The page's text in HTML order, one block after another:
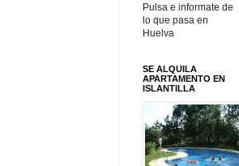
Pulsa e informate de
lo que pasa en
Huelva
SE ALQUILA
APARTAMENTO EN
ISLANTILLA